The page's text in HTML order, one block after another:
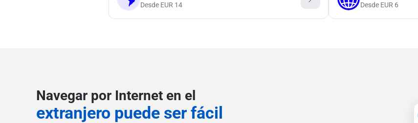
Desde EUR 14 Desde EUR 6
Navegar por Internet en el
extranjero puede ser fácil